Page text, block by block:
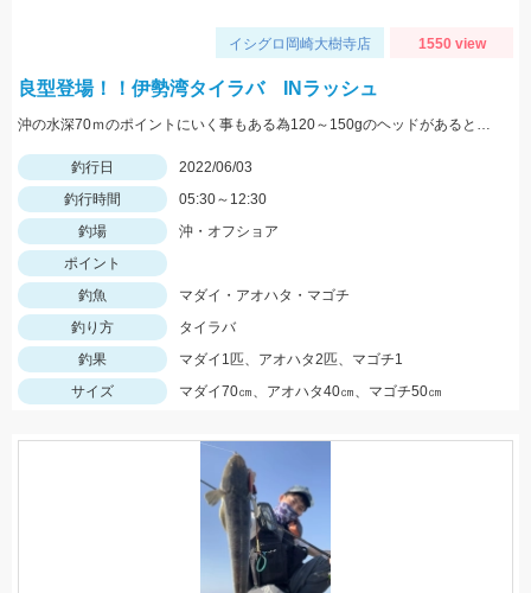
イシグロ岡崎大樹寺店 1550 view
良型登場！！伊勢湾タイラバ INラッシュ
沖の水深70ｍのポイントにいく事もある為120～150gのヘッドがあると良いです。
釣行日
2022/06/03
釣行時間
05:30～12:30
釣場
沖・オフショア
ポイント
釣魚
マダイ・アオハタ・マゴチ
釣り方
タイラバ
釣果
マダイ1匹、アオハタ2匹、マゴチ1
サイズ
マダイ70㎝、アオハタ40㎝、マゴチ50㎝